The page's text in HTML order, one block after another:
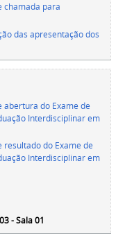
chamada para
das apresentação dos
abertura do Exame de
Interdisciplinar em
resultado do Exame de
Interdisciplinar em
- Sala 01